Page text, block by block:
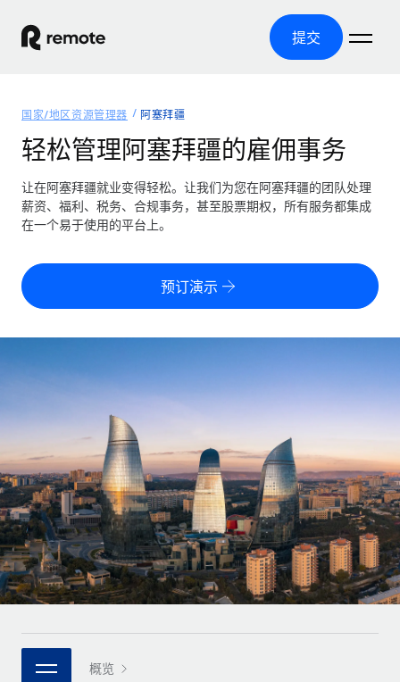
提交
产品
全球招聘
全球薪资管理
轻松运行合规薪资
零实体成本实现全球扩张
合同工管理
PEO
外包复杂雇佣任务
基础设施
Remote Embedded
将人力资源无缝融入工作流程
团队的内置核心人力资源功能
连接 新的
覆盖全球
美国各州浏览器
了解我们的竞争优势
初创企业
为成长型企业量身打造的全球敏捷型人力资源与薪资解决方案
中型市场
通过定制化人力资源解决方案扩展团队
企业
与我们携手合作
资源
工具与计算器
误分类风险计算工具
计算任何国家的员工总成本
合同工薪酬结算计算器
探索全球合同工的结算货币选项与结算速度
通过 REMOTE 学习
研究与指引
案例研究
人力资源术语表
核对表和模板
职位描述库
定价
中文（简体）
English
Nederlands
Français
Deutsch
Español
Italiano
Português (Portugal)
国家/地区资源管理器 阿塞拜疆
轻松管理阿塞拜疆的雇佣事务
让在阿塞拜疆就业变得轻松。让我们为您在阿塞拜疆的团队处理
薪资、福利、税务、合规事务，甚至股票期权，所有服务都集成
在一个易于使用的平台上。
预订演示
概览